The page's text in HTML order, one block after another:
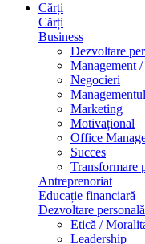
Cărți
Cărți
Business
Dezvoltare
Management
Negocieri
Marketing
Motivațional
Office
Succes
Transformare
Antreprenoriat
Educație financiară
Dezvoltare personală
Etică /
Leadership